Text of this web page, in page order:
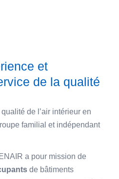
et
de la qualité
de l’air intérieur en
familial et indépendant
a pour mission de
de bâtiments